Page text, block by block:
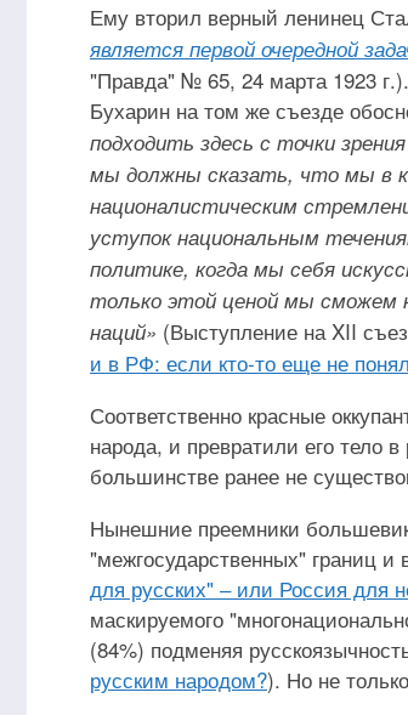
Ему вторил верный ленинец
является первой очередной
"Правда" № 65, 24 марта 1923 г.).
Бухарин на том же съезде
подходить здесь с точки
мы должны сказать, что мы в
националистическим
уступок национальным
политике, когда мы себя
только этой ценой мы сможем
наций» (Выступление на XII
и в РФ: если кто-то еще не
Соответственно красные
народа, и превратили его тело
большинстве ранее не
Нынешние преемники
"межгосударственных" границ
для русских" ‒ или Россия для
маскируемого
(84%) подменяя
русским народом?). Но не